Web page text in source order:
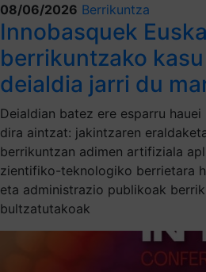
08/06/2026 Berrikuntza
Innobasquek
berrikuntzako
deialdia jarri du
Deialdian batez ere esparru
dira aintzat: jakintzaren
berrikuntzan adimen artifiziala
zientifiko-teknologiko berrietara
eta administrazio publikoak
bultzatutakoak